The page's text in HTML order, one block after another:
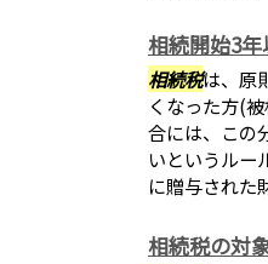
相続開始3
相続税は、原
くなった方(
合には、この
いというルー
に贈与された
相続税の対